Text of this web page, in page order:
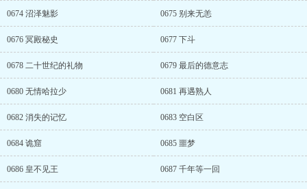
0674 沼泽魅影 0675 别来无恙
0676 冥殿秘史 0677 下斗
0678 二十世纪的礼物 0679 最后的德意志
0680 无情哈拉少 0681 再遇熟人
0682 消失的记忆 0683 空白区
0684 诡窟 0685 噩梦
0686 皇不见王 0687 千年等一回